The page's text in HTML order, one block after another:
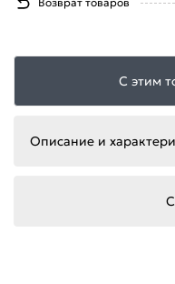
С этим
Описание и